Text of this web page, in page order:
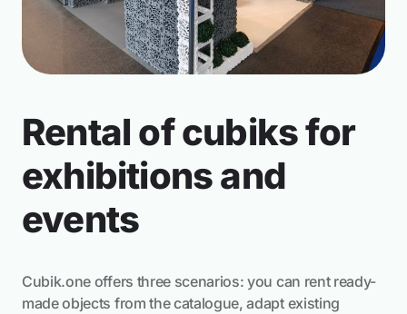
systemy ogrodowe DIY
Rental of cubiks for
exhibitions and
events
Cubik.one offers three scenarios: you can rent ready-
made objects from the catalogue, adapt existing